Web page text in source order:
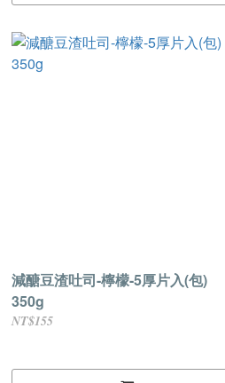
減醣豆渣吐司-檸檬-5厚片入(包)
350g
NT$155